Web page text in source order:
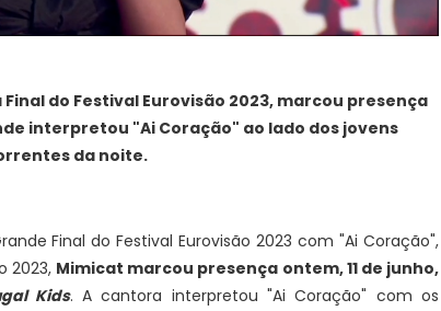
do Festival Eurovisão 2023, marcou presença
interpretou "Ai Coração" ao lado dos jovens
da noite.
Final do Festival Eurovisão 2023 com "Ai Coração",
2023, Mimicat marcou presença ontem, 11 de junho,
Kids. A cantora interpretou "Ai Coração" com os